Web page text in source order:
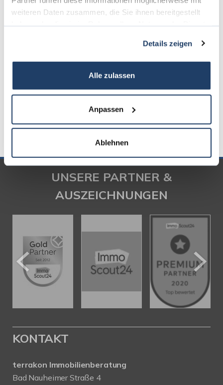
weiteren Daten zusammen, die Sie ihnen bereitgestellt
Details zeigen
Alle zulassen
Anpassen
Ablehnen
Seeheim-Jugenheim Sulzbach am Main Viernheim
Weiterstadt
Zwingenberg
Reihenhaus Alsbach-Hähnlein
Haus
Hähnlein
Einfamilienhaus Alsbach-Hähnlein
Einfamilienhäuser
UNSERE PARTNER &
AUSZEICHNUNGEN
KONTAKT
terrakon Immobilienberatung
Bad Nauheimer Straße 4